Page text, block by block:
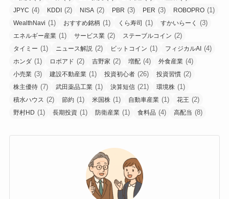
JPYC (4) KDDI (2) NISA (2) PBR (3) PER (3) ROBOPRO (1)
WealthNavi (1) おすすめ銘柄 (1) くら寿司 (1) すかいらーく (3)
エネルギー産業 (1) サービス業 (2) ステーブルコイン (2)
タイミー (1) ニュース解説 (2) ビットコイン (1) フィジカルAI (4)
ホンダ (1) ロボアド (2) 吉野家 (2) 増配 (4) 外食産業 (4)
小売業 (3) 建設不動産業 (1) 投資初心者 (26) 投資習慣 (2)
株主優待 (7) 武田薬品工業 (1) 決算短信 (21) 環境株 (1)
積水ハウス (2) 節約 (1) 米国株 (1) 自動車産業 (1) 花王 (2)
野村HD (1) 長期投資 (1) 防衛産業 (1) 食料品 (4) 高配当 (8)